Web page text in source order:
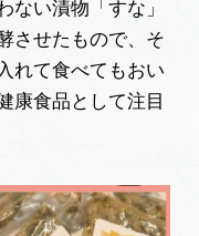
ない漬物「すな」
させたもので、そ
れて食べてもおい
康食品として注目